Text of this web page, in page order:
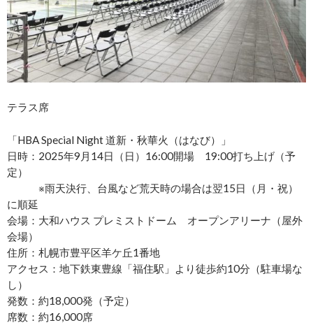
テラス席
「HBA Special Night 道新・秋華火（はなび）」
日時：2025年9月14日（日）16:00開場 19:00打ち上げ（予
定）
※雨天決行、台風など荒天時の場合は翌15日（月・祝）
に順延
会場：大和ハウス プレミストドーム オープンアリーナ（屋外
会場）
住所：札幌市豊平区羊ケ丘1番地
アクセス：地下鉄東豊線「福住駅」より徒歩約10分（駐車場な
し）
発数：約18,000発（予定）
席数：約16,000席